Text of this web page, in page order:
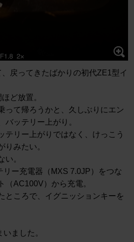
戻ってきたばかりの初代ZE1型イ
ど放置。
って帰ろうかと、久しぶりにエン
ッテリー上がり。
テリー上がりではなく、けっこう
りみたい。
い。
ー充電器（MXS 7.0JP）をつな
（AC100V）から充電。
ところで、イグニッションキーを
ました。